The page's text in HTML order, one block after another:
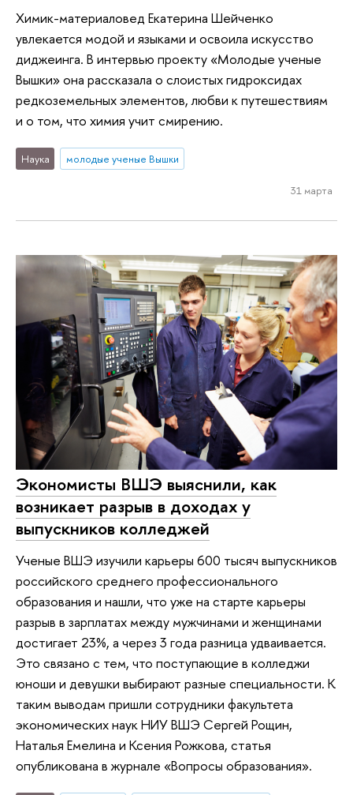
Химик-материаловед Екатерина Шейченко
увлекается модой и языками и освоила искусство
диджеинга. В интервью проекту «Молодые ученые
Вышки» она рассказала о слоистых гидроксидах
редкоземельных элементов, любви к путешествиям
и о том, что химия учит смирению.
Наука молодые ученые Вышки
31 марта
Экономисты ВШЭ выяснили, как
возникает разрыв в доходах у
выпускников колледжей
Ученые ВШЭ изучили карьеры 600 тысяч выпускников
российского среднего профессионального
образования и нашли, что уже на старте карьеры
разрыв в зарплатах между мужчинами и женщинами
достигает 23%, а через 3 года разница удваивается.
Это связано с тем, что поступающие в колледжи
юноши и девушки выбирают разные специальности. К
таким выводам пришли сотрудники факультета
экономических наук НИУ ВШЭ Сергей Рощин,
Наталья Емелина и Ксения Рожкова, статья
опубликована в журнале «Вопросы образования».